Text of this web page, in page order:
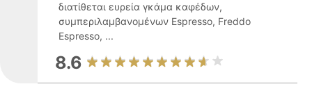
διατίθεται ευρεία γκάμα καφέδων,
συμπεριλαμβανομένων Espresso, Freddo
Espresso, ...
8.6